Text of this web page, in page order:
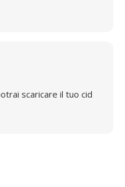
scaricare il tuo cid